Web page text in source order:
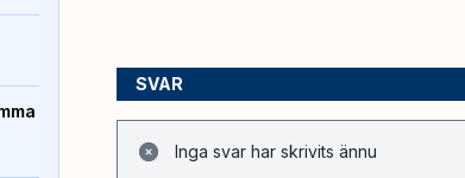
SVAR
Inga svar har skrivits ännu